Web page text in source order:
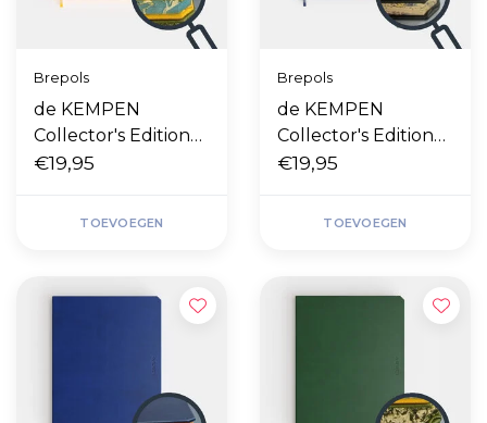
Brepols
de KEMPEN
Collector's Edition
Independent
€19,95
TOEVOEGEN
Brepols
de KEMPEN
Collector's Edition
Silence
€19,95
TOEVOEGEN